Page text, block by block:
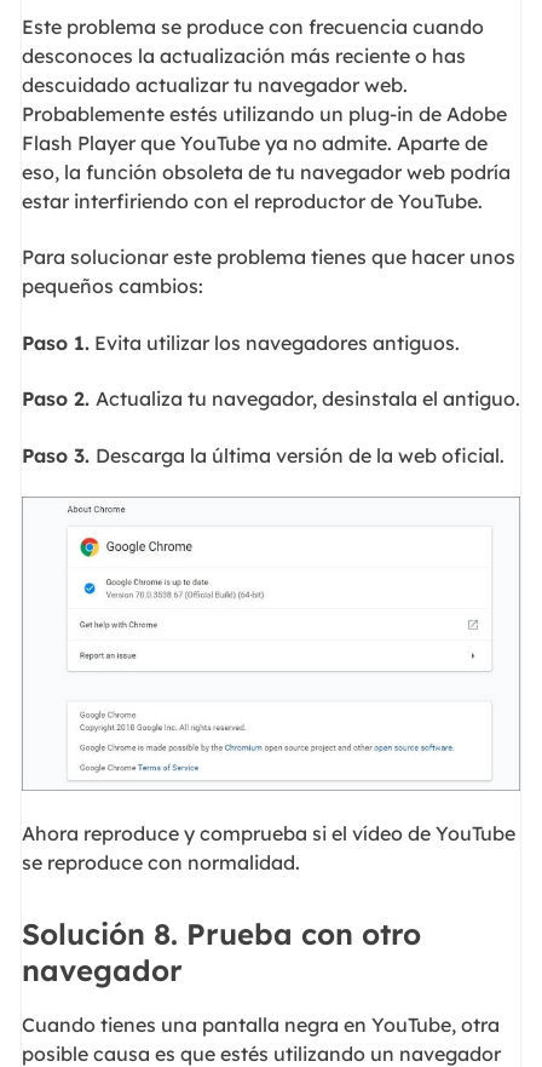
Este problema se produce con frecuencia cuando
desconoces la actualización más reciente o has
descuidado actualizar tu navegador web.
Probablemente estés utilizando un plug-in de Adobe
Flash Player que YouTube ya no admite. Aparte de
eso, la función obsoleta de tu navegador web podría
estar interfiriendo con el reproductor de YouTube.
Para solucionar este problema tienes que hacer unos
pequeños cambios:
Paso 1.Evita utilizar los navegadores antiguos.
Paso 2. Actualiza tu navegador, desinstala el antiguo.
Paso 3. Descarga la última versión de la web oficial.
Ahora reproduce y comprueba si el vídeo de YouTube
se reproduce con normalidad.
Solución 8. Prueba con otro
navegador
Cuando tienes una pantalla negra en YouTube, otra
posible causa es que estés utilizando un navegador